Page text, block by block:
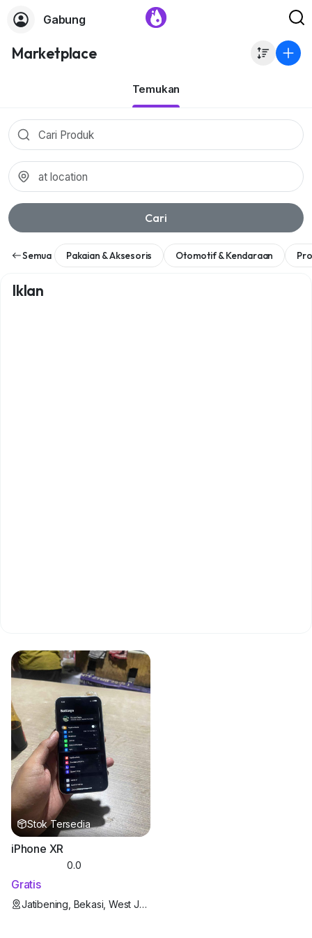
Gabung
Marketplace
Temukan
Cari
Semua Pakaian & Aksesoris Otomotif & Kendaraan
Iklan
Stok Tersedia
iPhone XR
0.0
Gratis
Jatibening, Bekasi, West Java, Indonesia